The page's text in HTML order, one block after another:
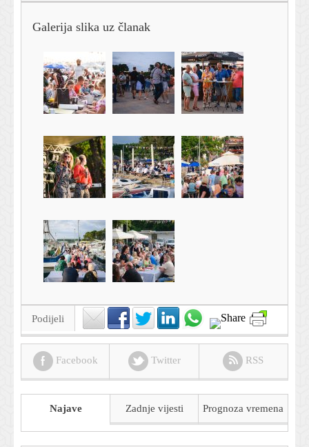
Galerija slika uz članak
Podijeli
Facebook Twitter RSS
Najave Zadnje vijesti Prognoza vremena